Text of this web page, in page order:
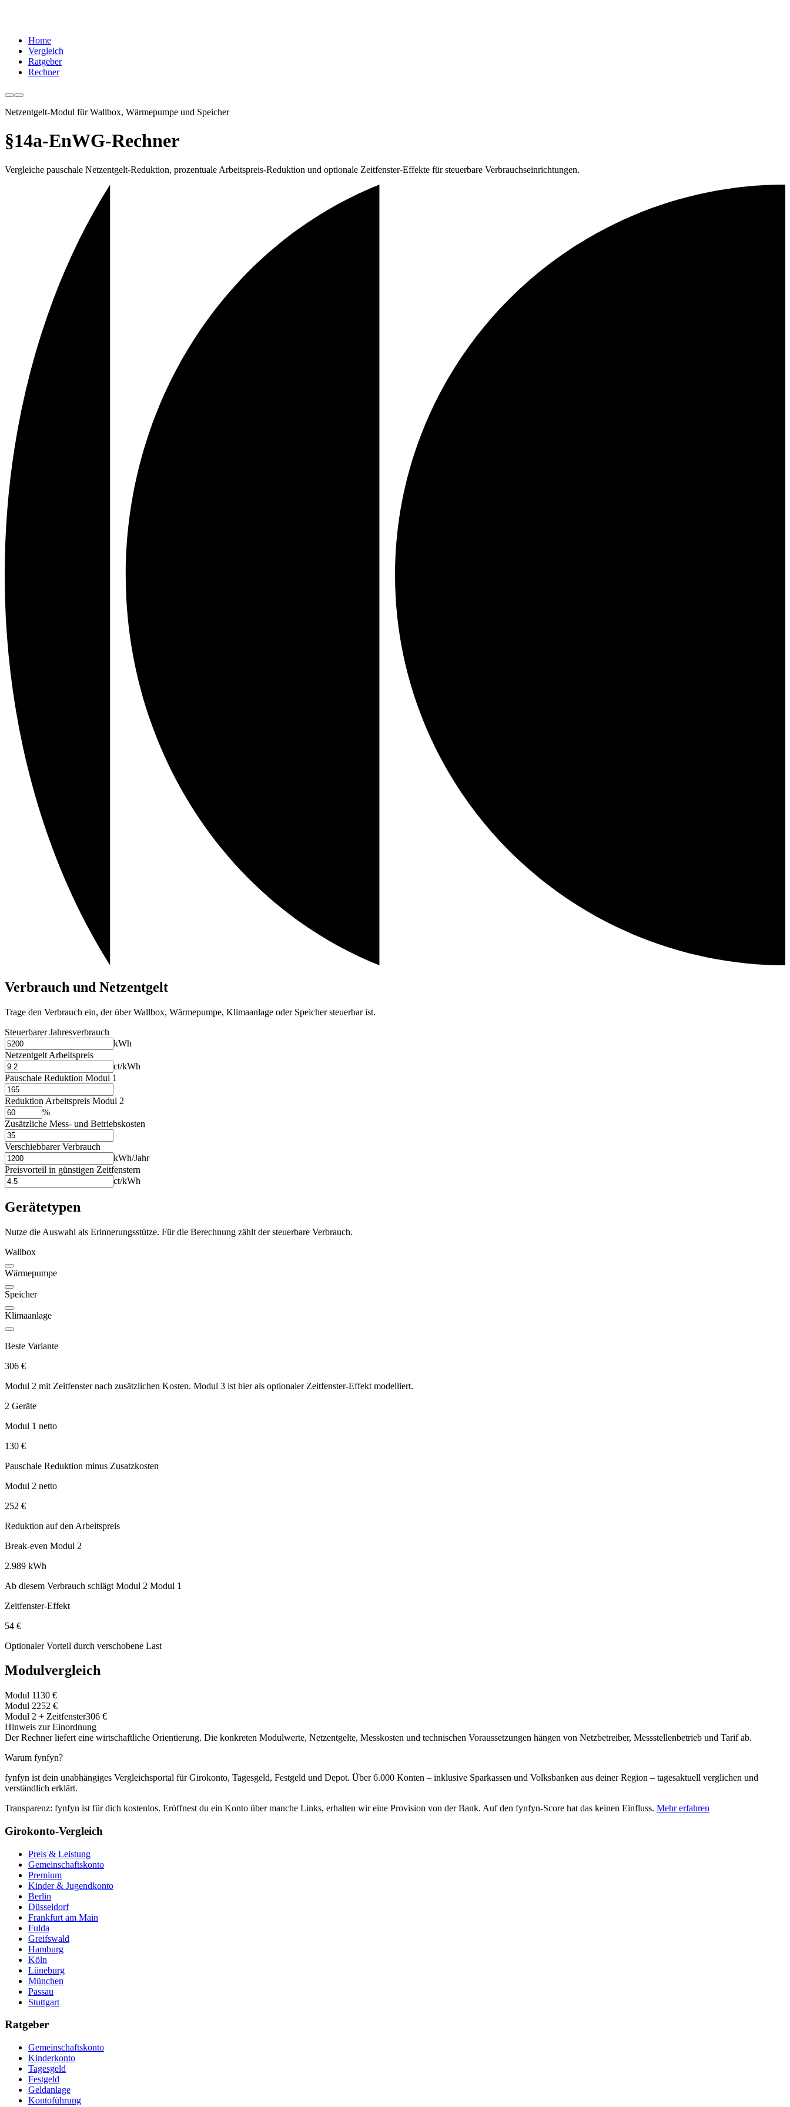
Home
Vergleich
Ratgeber
Rechner
Netzentgelt-Modul für Wallbox, Wärmepumpe und Speicher
§14a-EnWG-Rechner
Vergleiche pauschale Netzentgelt-Reduktion, prozentuale Arbeitspreis-Reduktion und optionale Zeitfenster-Effekte für steuerbare Verbrauchseinrichtungen.
Verbrauch und Netzentgelt
Trage den Verbrauch ein, der über Wallbox, Wärmepumpe, Klimaanlage oder Speicher steuerbar ist.
Steuerbarer Jahresverbrauch
kWh
Netzentgelt Arbeitspreis
ct/kWh
Pauschale Reduktion Modul 1
Reduktion Arbeitspreis Modul 2
%
Zusätzliche Mess- und Betriebskosten
Verschiebbarer Verbrauch
kWh/Jahr
Preisvorteil in günstigen Zeitfenstern
ct/kWh
Gerätetypen
Nutze die Auswahl als Erinnerungsstütze. Für die Berechnung zählt der steuerbare Verbrauch.
Wallbox
Wärmepumpe
Speicher
Klimaanlage
Beste Variante
306 €
Modul 2 mit Zeitfenster nach zusätzlichen Kosten. Modul 3 ist hier als optionaler Zeitfenster-Effekt modelliert.
2 Geräte
Modul 1 netto
130 €
Pauschale Reduktion minus Zusatzkosten
Modul 2 netto
252 €
Reduktion auf den Arbeitspreis
Break-even Modul 2
2.989 kWh
Ab diesem Verbrauch schlägt Modul 2 Modul 1
Zeitfenster-Effekt
54 €
Optionaler Vorteil durch verschobene Last
Modulvergleich
Modul 1130 €
Modul 2252 €
Modul 2 + Zeitfenster306 €
Hinweis zur Einordnung
Der Rechner liefert eine wirtschaftliche Orientierung. Die konkreten Modulwerte, Netzentgelte, Messkosten und technischen Voraussetzungen hängen von Netzbetreiber, Messstellenbetrieb und Tarif ab.
Warum fynfyn?
fynfyn ist dein unabhängiges Vergleichsportal für Girokonto, Tagesgeld, Festgeld und Depot. Über 6.000 Konten – inklusive Sparkassen und Volksbanken aus deiner Region – tagesaktuell verglichen und
verständlich erklärt.
Transparenz: fynfyn ist für dich kostenlos. Eröffnest du ein Konto über manche Links, erhalten wir eine Provision von der Bank. Auf den fynfyn-Score hat das keinen Einfluss. Mehr erfahren
Girokonto-Vergleich
Preis & Leistung
Gemeinschaftskonto
Premium
Kinder & Jugendkonto
Berlin
Düsseldorf
Frankfurt am Main
Fulda
Greifswald
Hamburg
Köln
Lüneburg
München
Passau
Stuttgart
Ratgeber
Gemeinschaftskonto
Kinderkonto
Tagesgeld
Festgeld
Geldanlage
Kontoführung